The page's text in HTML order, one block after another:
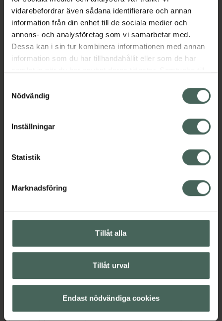
vidarebefordrar även sådana identifierare och annan
information från din enhet till de sociala medier och
annons- och analysföretag som vi samarbetar med.
Dessa kan i sin tur kombinera informationen med annan
information som du har tillhandahållit eller som de har
återkalla ditt samtycke via webbplatsens
cookieinställningar. Ett återkallat samtycke påverkar inte
lagligheten av behandling som skett innan återkallelsen.
Nödvändig
Inställningar
Statistik
Marknadsföring
Tillåt alla
Tillåt urval
Endast nödvändiga cookies
Jämförpris 23,27 kr/ml
EAN:06412600836554
Kategorier:
Omdömen Visa
Innehåll Visa
Visa
Upptäck flera produkter inom
Makeup
Kronans Apotek finns här för dig. Du hittar oss från Skåne i
syd till Lappland i norr, och online i mobilen och på